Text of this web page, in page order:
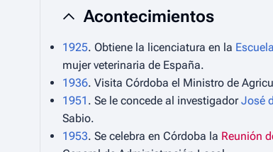
Acontecimientos
1925. Obtiene la licenciatura en la
mujer veterinaria de España.
1936. Visita Córdoba el Ministro de
1951 . Se le concede al investigadorJosé
Sabio.
1953. Se celebra en Córdoba la Reunión